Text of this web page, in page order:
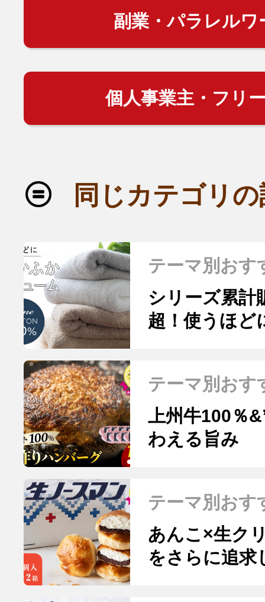
副業・パラレルワ
個人事業主・フリ
同じカテゴリ
テーマ別おす
シリーズ累計
超！使うほど
テーマ別おす
上州牛100％
わえる旨み
テーマ別おす
あんこ×生ク
をさらに追求